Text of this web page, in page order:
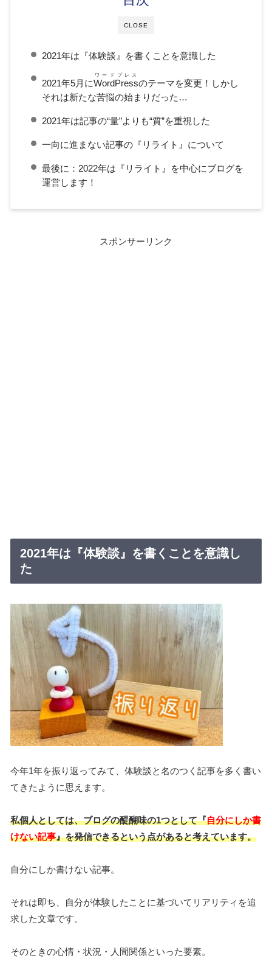
CLOSE
2021年は『体験談』を書くことを意識した
2021年5月にWordPress
ワードプレス
のテーマを変更！しかし
それは新たな苦悩の始まりだった…
2021年は記事の“量”よりも“質”を重視した
一向に進まない記事の『リライト』について
最後に：2022年は『リライト』を中心にブログを
運営します！
スポンサーリンク
2021年は『体験談』を書くことを意識し
た
今年1年を振り返ってみて、体験談と名のつく記事を多く書い
てきたように思えます。
私個人としては、ブログの醍醐味の1つとして『自分にしか書
けない記事』を発信できるという点があると考えています。
自分にしか書けない記事。
それは即ち、自分が体験したことに基づいてリアリティを追
求した文章です。
そのときの心情・状況・人間関係といった要素。